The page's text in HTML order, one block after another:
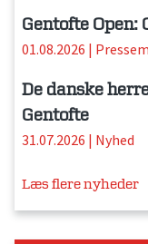
Gentofte Open:
01.08.2026 |
De danske
Gentofte
31.07.2026 | Nyhed
Læs flere nyheder